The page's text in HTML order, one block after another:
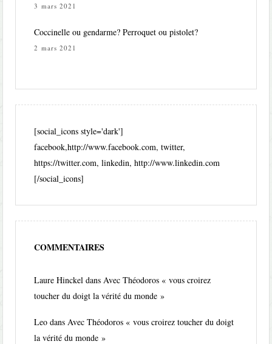
3 mars 2021
Coccinelle ou gendarme? Perroquet ou pistolet?
2 mars 2021
[social_icons style='dark']
facebook,http://www.facebook.com, twitter,
https://twitter.com, linkedin, http://www.linkedin.com
[/social_icons]
COMMENTAIRES
Laure Hinckel dans Avec Théodoros « vous croirez
toucher du doigt la vérité du monde »
Leo dans Avec Théodoros « vous croirez toucher du doigt
la vérité du monde »